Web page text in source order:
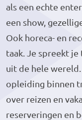
als een echte
een show,
Ook horeca- en
taak. Je spreekt
uit de hele
opleiding binnen
over reizen en
reserveringen en